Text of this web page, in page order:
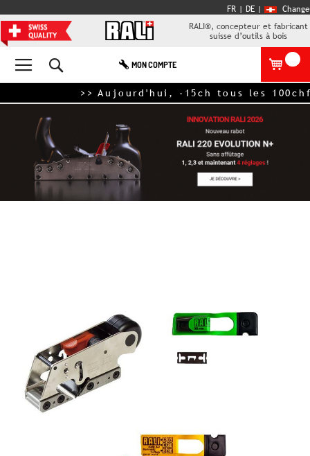
FR | DE |
RALI®, concepteur et fabricant
suisse d’outils à bois
MON COMPTE
>> Aujourd'hui, -15ch tous les